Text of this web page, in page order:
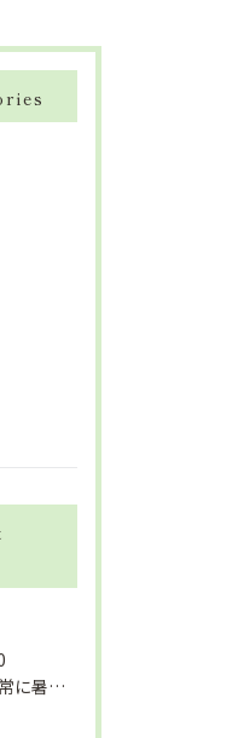
「”今年も”異常に暑い夏」酷暑+冷房＝夏風邪、腰痛、ひざの痛...